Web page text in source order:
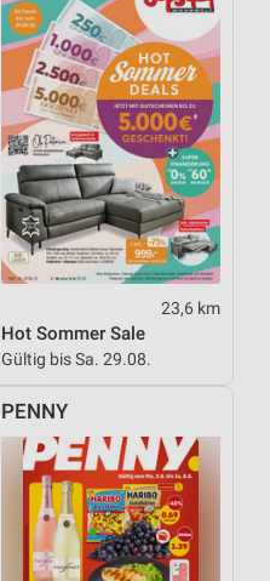
23,6 km
Hot Sommer Sale
Gültig bis Sa. 29.08.
PENNY